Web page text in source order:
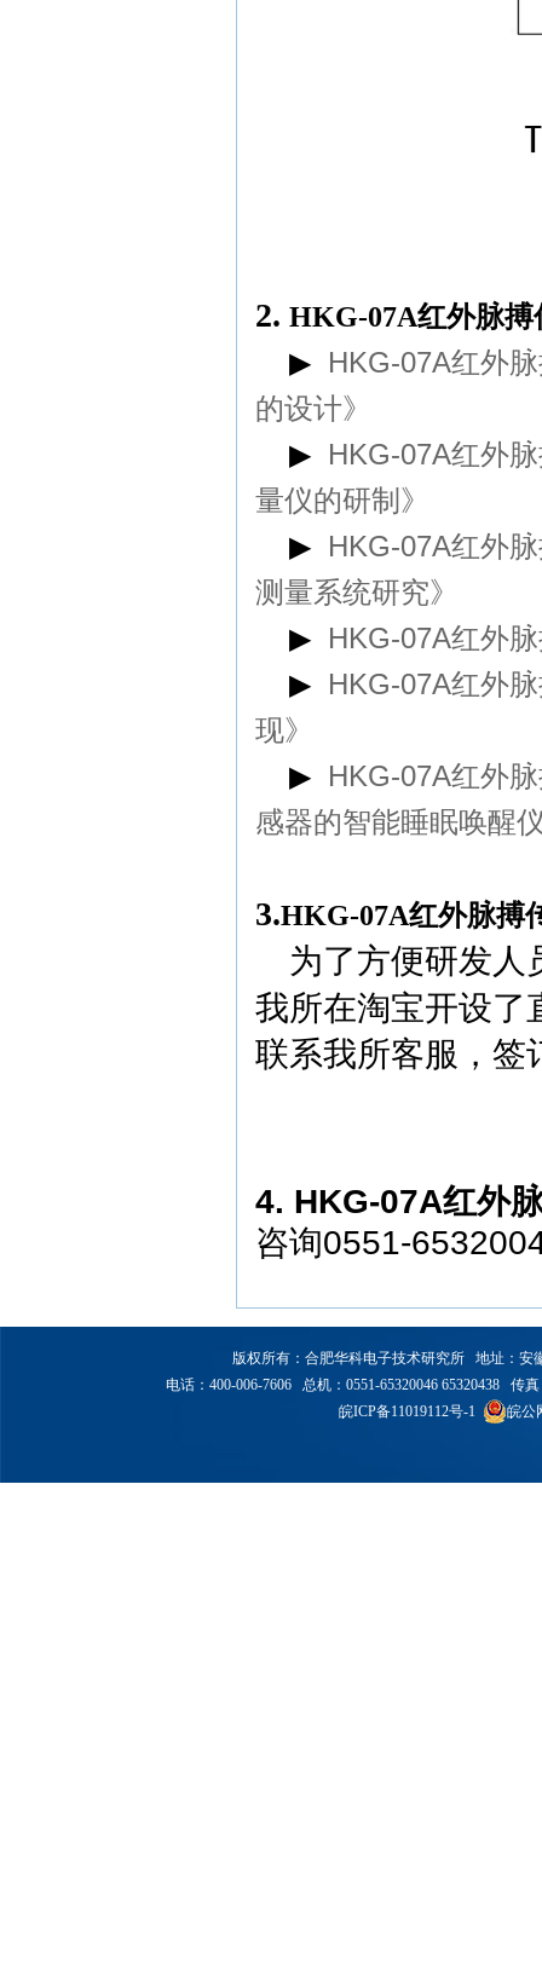
2. HKG-07A红外脉搏
▶ HKG-07A红外
的设计》
▶ HKG-07A红外
量仪的研制》
▶ HKG-07A红外
测量系统研究》
▶ HKG-07A红外
▶ HKG-07A红外
现》
▶ HKG-07A红外
感器的智能睡眠唤醒
3.HKG-07A红外脉搏
为了方便研发人
我所在淘宝开设了
联系我所客服，签
4. HKG-07A红外
咨询0551-
版权所有：合肥华科电子技术研究所 地址：安
电话：400-006-7606 总机：0551-65320046 65320438 传
皖ICP备11019112号-1
皖公